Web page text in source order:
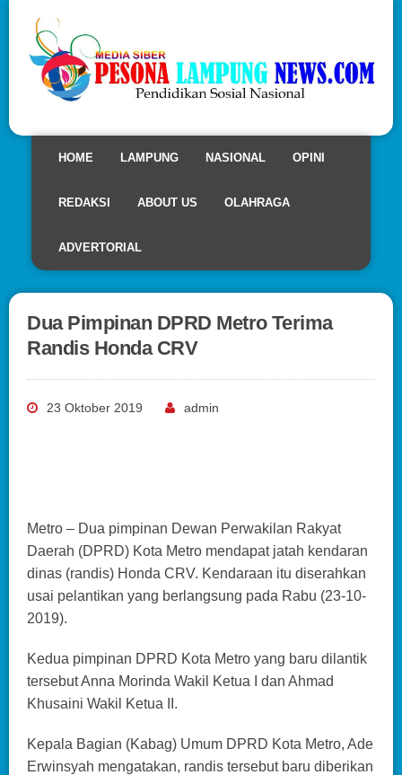
HOME LAMPUNG NASIONAL OPINI
REDAKSI ABOUT US OLAHRAGA
ADVERTORIAL
Dua Pimpinan DPRD Metro Terima
Randis Honda CRV
23 Oktober 2019 admin
Metro – Dua pimpinan Dewan Perwakilan Rakyat
Daerah (DPRD) Kota Metro mendapat jatah kendaran
dinas (randis) Honda CRV. Kendaraan itu diserahkan
usai pelantikan yang berlangsung pada Rabu (23-10-
2019).
Kedua pimpinan DPRD Kota Metro yang baru dilantik
tersebut Anna Morinda Wakil Ketua I dan Ahmad
Khusaini Wakil Ketua II.
Kepala Bagian (Kabag) Umum DPRD Kota Metro, Ade
Erwinsyah mengatakan, randis tersebut baru diberikan